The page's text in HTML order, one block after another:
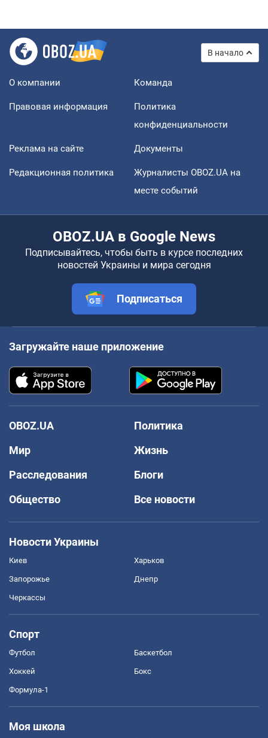
В начало
О компании Команда
Правовая информация
Политика
конфиденциальности
Реклама на сайте Документы
Редакционная политика
Журналисты OBOZ.UA на
месте событий
OBOZ.UA в Google News
Подписывайтесь, чтобы быть в курсе последних
новостей Украины и мира сегодня
Подписаться
Загружайте наше приложение
OBOZ.UA
Политика
Мир
Жизнь
Расследования
Блоги
Общество
Все новости
Новости Украины
Киев Харьков
Запорожье Днепр
Черкассы
Спорт
Футбол Баскетбол
Хоккей Бокс
Формула-1
Моя школа